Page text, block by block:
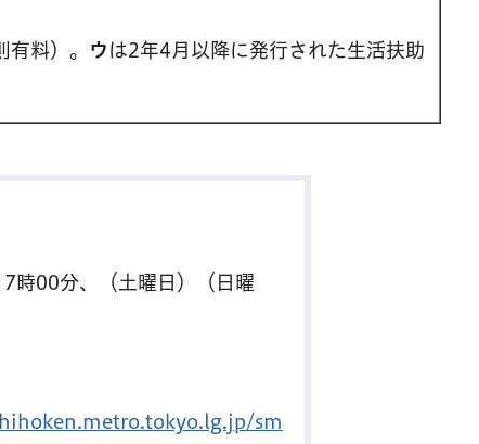
料）。 ウ は2年4月以降に発行された生活扶助
時00分、（土曜日）（日曜
sm